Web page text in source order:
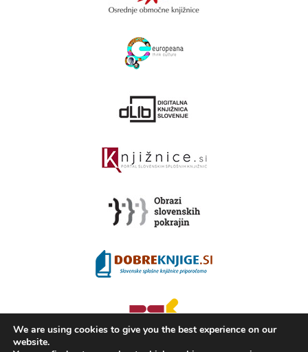
We are using cookies to give you the best experience on our
website.